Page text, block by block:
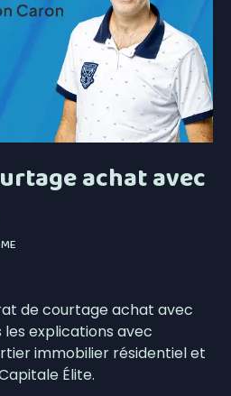
achat avec
de courtage achat avec
explications avec
immobilier résidentiel et
Élite.